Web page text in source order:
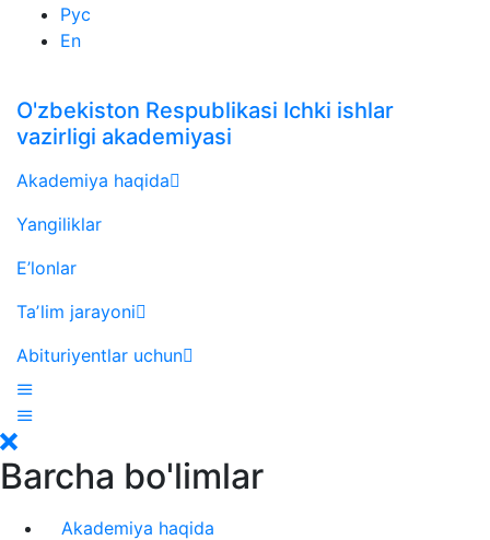
Рус
En
O'zbekiston Respublikasi Ichki ishlar
vazirligi akademiyasi
Akademiya haqida
Yangiliklar
E’lonlar
Taʼlim jarayoni
Abituriyentlar uchun
Barcha bo'limlar
Akademiya haqida